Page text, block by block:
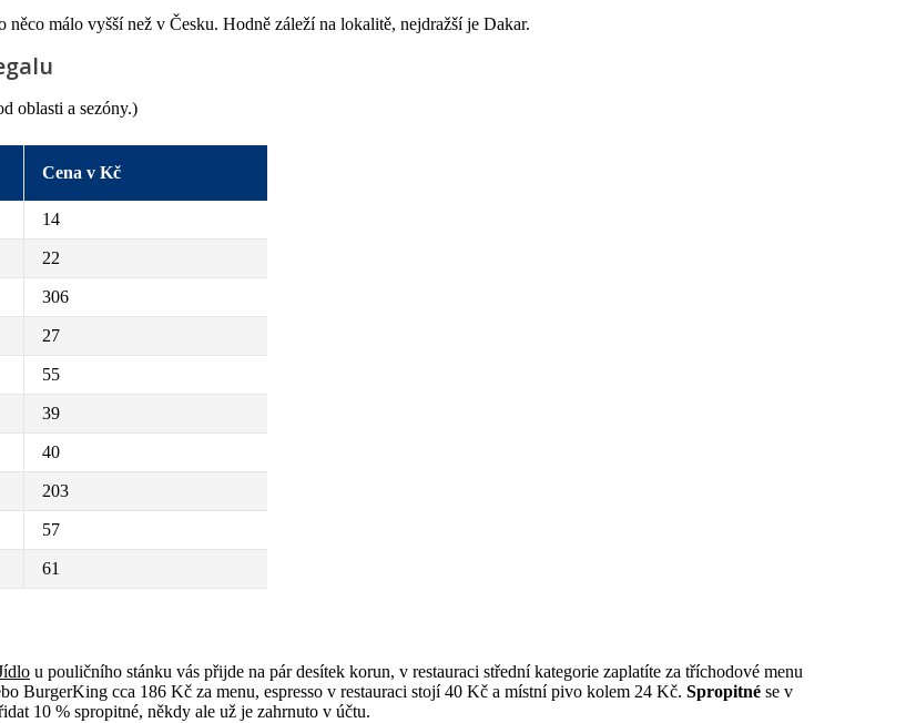
málo vyšší než v Česku. Hodně záleží na lokalitě, nejdražší je Dakar.
oblasti a sezóny.)
Cena v Kč
14
22
306
27
55
39
40
203
57
61
u pouličního stánku vás přijde na pár desítek korun, v restauraci střední kategorie zaplatíte za tříchodové menu
BurgerKing cca 186 Kč za menu, espresso v restauraci stojí 40 Kč a místní pivo kolem 24 Kč. Spropitné se v
10 % spropitné, někdy ale už je zahrnuto v účtu.